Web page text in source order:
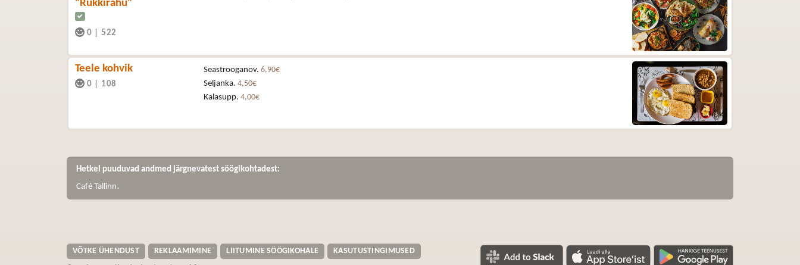
"Rukkirahu"
0 522
Teele kohvik
0 108
Seastrooganov. 6,90€
Seljanka. 4,50€
Kalasupp. 4,00€
Hetkel puuduvad andmed järgnevatest söögikohtadest:
Café Tallinn.
VÕTKE ÜHENDUST REKLAAMIMINE LIITUMINE SÖÖGIKOHALE KASUTUSTINGIMUSED